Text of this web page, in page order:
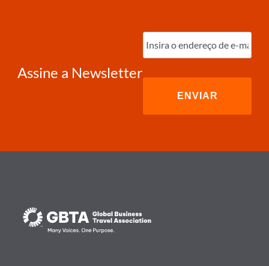
Assine a Newsletter
Digite
o
e-